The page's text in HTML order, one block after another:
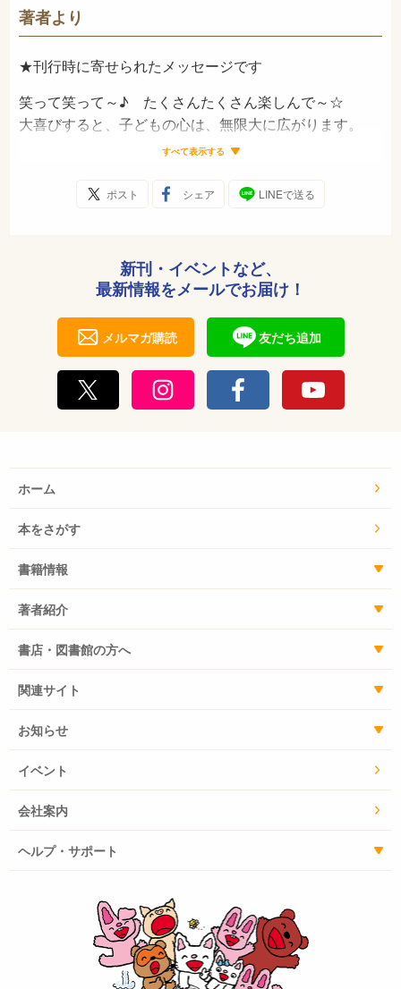
著者より
★刊行時に寄せられたメッセージです
笑って笑って～♪ たくさんたくさん楽しんで～☆
大喜びすると、子どもの心は、無限大に広がります。
子どもたちが夢と希望を心に抱き、その無限大の広がり
んな願いを込めて、この「いたいのかいじゅう」を書き
ドーベルマンのコロです。
コロは、当時小学生だった息子が学校から帰ってくる時
間が、なぜかわかって、その時間になると急にそわそわ
し始め、庭の裏木戸の前で足踏みするようにして待つの
が、日課になっていました。
息子が帰ってくると、庭中転げまわり、チャンバラごっ
こをしたり、鬼ごっこしたり、かくれんぼしたりして、
たりきたりと、おろおろしていました。
そんなコロと息子の遊ぶ姿が、私の中でどんどん膨らん
マーはちょっと弱虫で、好奇心旺盛、遊ぶの大好きな、
どこにでもいる普通の男の子です。いたいのかいじゅう
コロと遊んだり冒険したりしているうちに、嫌なこと、
恐いことなどから逃げ出さず、立ち向かい克服していけ
るようになります。
この本を読んだ子どもたちも＜マーといっしょに強くな
ぁ～れ！＞という、私の夢と願いをめいっぱい盛り込み
ました。
大空を見上げて、自分自身の心も無限大に広げ、子ども
たちの心の広がりに負けないようにして、「どん、ど
ん、どん、どん……つよくなれ！」と祈って、書き上げ
ました。（キヨノサチコ）
すべて表示する
ポスト シェア LINEで送る
新刊・イベントなど、
最新情報をメールでお届け！
メルマガ購読 友だち追加
ホーム
本をさがす
書籍情報
著者紹介
書店・図書館の方へ
関連サイト
お知らせ
イベント
会社案内
ヘルプ・サポート